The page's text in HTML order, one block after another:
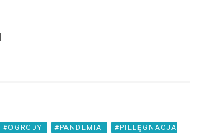
#OGRODY #PANDEMIA #PIELĘGNACJA